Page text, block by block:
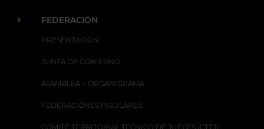
E FEDERACIÓN
PRESENTACIÓN
JUNTA DE GOBIERNO
ASAMBLEA + ORGANIGRAMA
FEDERACIONES INSULARES
COMITÉ TERRITORIAL TÉCNICO DE JUECES (CTTJ)